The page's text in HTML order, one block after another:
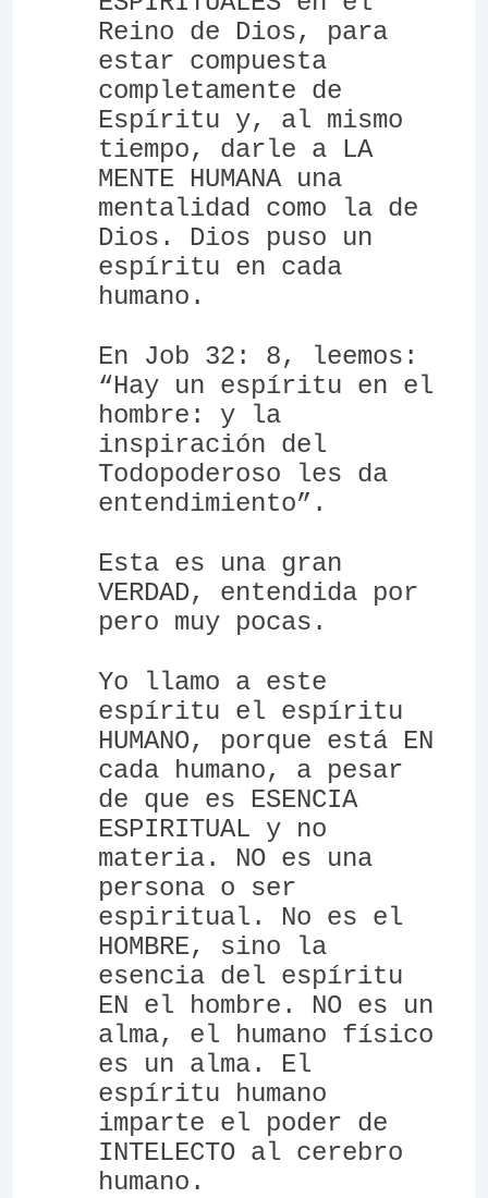
Reino de Dios, para
estar compuesta
completamente de
Espíritu y, al mismo
tiempo, darle a LA
MENTE HUMANA una
mentalidad como la de
Dios. Dios puso un
espíritu en cada
humano.
En Job 32: 8, leemos:
“Hay un espíritu en el
hombre: y la
inspiración del
Todopoderoso les da
entendimiento”.
Esta es una gran
VERDAD, entendida por
pero muy pocas.
Yo llamo a este
espíritu el espíritu
HUMANO, porque está EN
cada humano, a pesar
de que es ESENCIA
ESPIRITUAL y no
materia. NO es una
persona o ser
espiritual. No es el
HOMBRE, sino la
esencia del espíritu
EN el hombre. NO es un
alma, el humano físico
es un alma. El
espíritu humano
imparte el poder de
INTELECTO al cerebro
humano.